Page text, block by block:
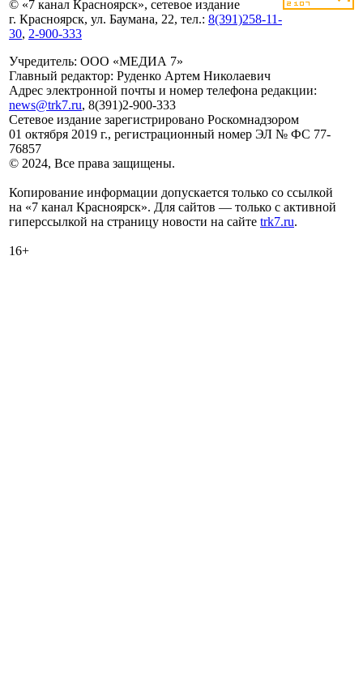
© «7 канал Красноярск», сетевое издание
г. Красноярск, ул. Баумана, 22, тел.: 8(391)258-11-
30, 2-900-333
Учредитель: ООО «МЕДИА 7»
Главный редактор: Руденко Артем Николаевич
Адрес электронной почты и номер телефона редакции:
news@trk7.ru, 8(391)2-900-333
Сетевое издание зарегистрировано Роскомнадзором
01 октября 2019 г., регистрационный номер ЭЛ № ФС 77-
76857
© 2024, Все права защищены.
Копирование информации допускается только со ссылкой
на «7 канал Красноярск». Для сайтов — только с активной
гиперссылкой на страницу новости на сайте trk7.ru.
16+